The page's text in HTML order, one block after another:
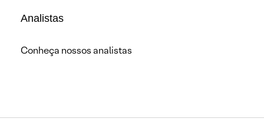
Analistas
Conheça nossos analistas